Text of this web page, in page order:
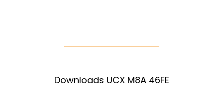
Downloads UCX M8A 46FE